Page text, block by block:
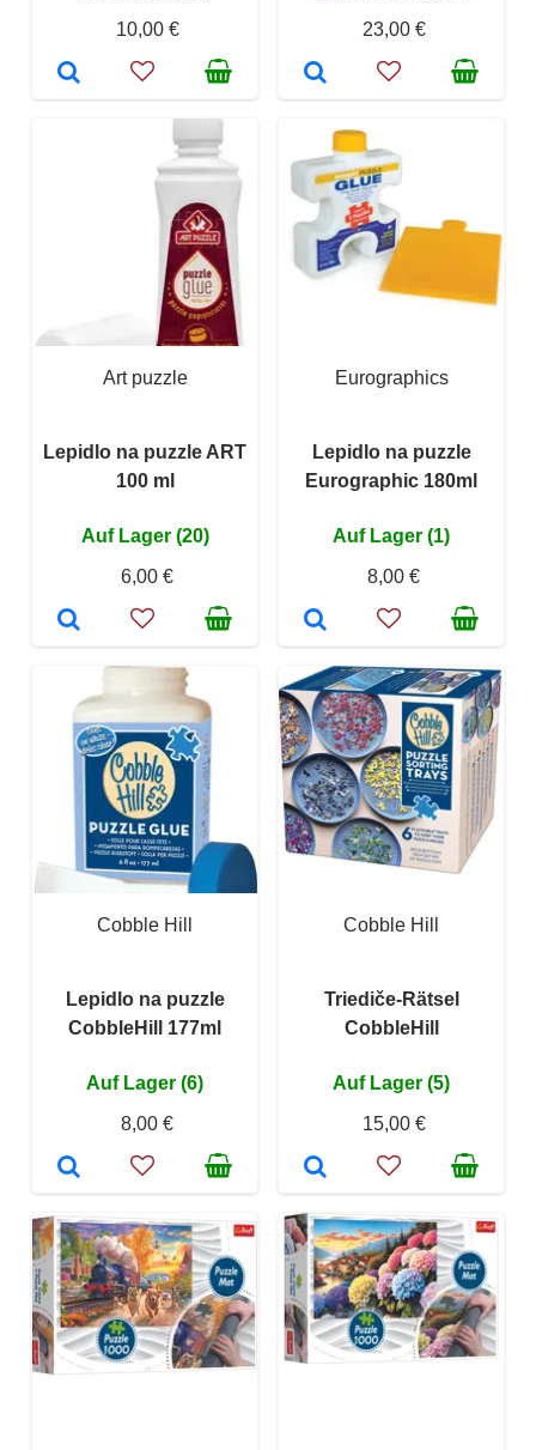
10,00 €
23,00 €
Art puzzle
Lepidlo na puzzle ART
100 ml
Auf Lager (20)
6,00 €
Eurographics
Lepidlo na puzzle
Eurographic 180ml
Auf Lager (1)
8,00 €
Cobble Hill
Lepidlo na puzzle
CobbleHill 177ml
Auf Lager (6)
8,00 €
Cobble Hill
Triediče-Rätsel
CobbleHill
Auf Lager (5)
15,00 €